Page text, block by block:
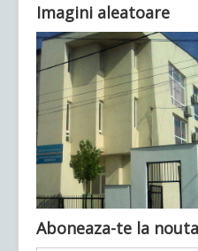
Ultimele articole: Vi,
Județean
Imagini aleatoare
Aboneaza-te la